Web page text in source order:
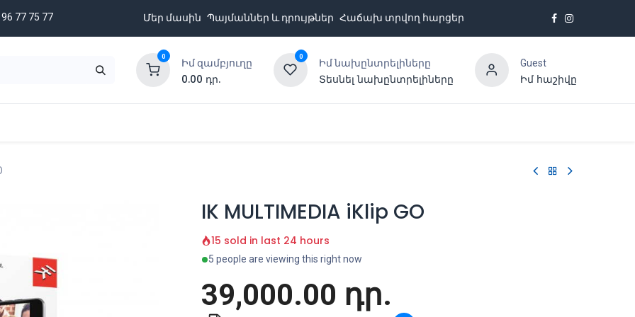
77 75 77 Մեր մասին Պայմաններ և դրույթներ Հաճախ տրվող հարցեր
0
Իմ զամբյուղը
0.00 դր.
0
Իմ նախընտրելիները
Տեսնել նախընտրելիները
Guest
Իմ հաշիվը
IK MULTIMEDIA iKlip GO
15 sold in last 24 hours
5 people are viewing this right now
39,000.00 դր.